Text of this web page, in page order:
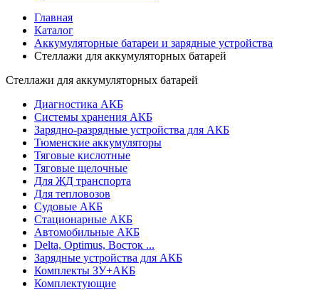
Главная
Каталог
Аккумуляторные батареи и зарядные устройства
Стеллажи для аккумуляторных батарей
Стеллажи для аккумуляторных батарей
Диагностика АКБ
Системы хранения АКБ
Зарядно-разрядные устройства для АКБ
Тюменские аккумуляторы
Тяговые кислотные
Тяговые щелочные
Для ЖД транспорта
Для тепловозов
Судовые АКБ
Стационарные АКБ
Автомобильные АКБ
Delta, Optimus, Восток ...
Зарядные устройства для АКБ
Комплекты ЗУ+АКБ
Комплектующие